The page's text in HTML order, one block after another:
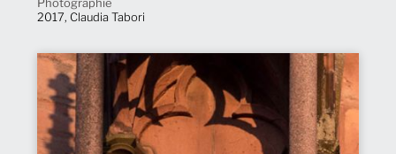
2017, Claudia Tabori